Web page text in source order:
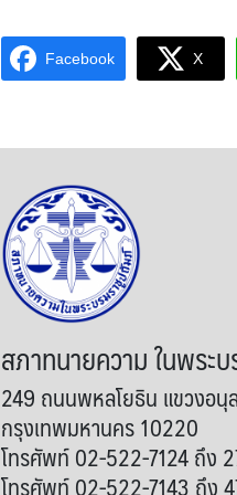
Facebook X
สภาทนายความ ในพระ
249 ถนนพหลโยธิน แขวงอนุ
กรุงเทพมหานคร 10220
โทรศัพท์ 02-522-7124 ถึง
โทรศัพท์ 02-522-7143 ถึง